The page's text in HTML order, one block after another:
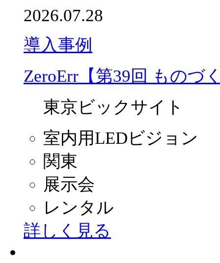
2026.07.28
導入事例
ZeroErr【第39回 ものづ
東京ビックサイト
室内用LEDビジョン
関東
展示会
レンタル
詳しく見る